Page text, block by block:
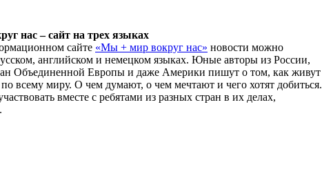
нас – сайт на трех языках
сайте «Мы + мир вокруг нас» новости можно
английском и немецком языках. Юные авторы из России,
Объединенной Европы и даже Америки пишут о том, как живут
всему миру. О чем думают, о чем мечтают и чего хотят добиться.
вместе с ребятами из разных стран в их делах,